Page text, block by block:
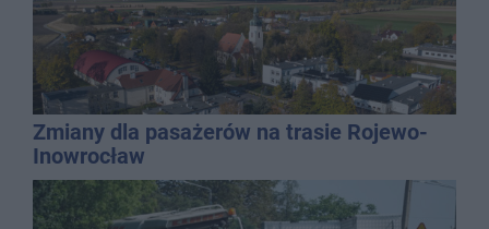
Zmiany dla pasażerów na trasie Rojewo-
Inowrocław